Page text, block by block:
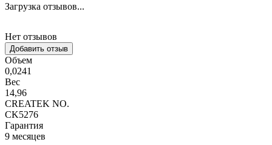
Загрузка отзывов...
Нет отзывов
Добавить отзыв
Объем
0,0241
Вес
14,96
CREATEK NO.
CK5276
Гарантия
9 месяцев